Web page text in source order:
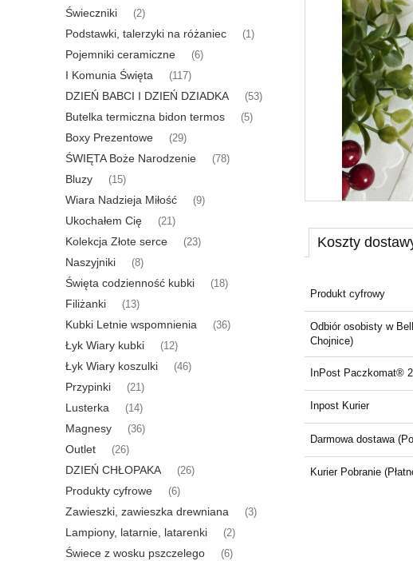
Świeczniki (2)
Podstawki, talerzyki na różaniec (1)
Pojemniki ceramiczne (6)
I Komunia Święta (117)
DZIEŃ BABCI I DZIEŃ DZIADKA (53)
Butelka termiczna bidon termos (5)
Boxy Prezentowe (29)
ŚWIĘTA Boże Narodzenie (78)
Bluzy (15)
Wiara Nadzieja Miłość (9)
Ukochałem Cię (21)
Kolekcja Złote serce (23)
Naszyjniki (8)
Święta codzienność kubki (18)
Filiżanki (13)
Kubki Letnie wspomnienia (36)
Łyk Wiary kubki (12)
Łyk Wiary koszulki (46)
Przypinki (21)
Lusterka (14)
Magnesy (36)
Outlet (26)
DZIEŃ CHŁOPAKA (26)
Produkty cyfrowe (6)
Zawieszki, zawieszka drewniana (3)
Lampiony, latarnie, latarenki (2)
Świece z wosku pszczelego (6)
Koszty
Produkt cyfrowy
Odbiór osobisty w
Chojnice)
InPost Paczkomat®
Inpost Kurier
Darmowa dostawa(Po
Kurier Pobranie